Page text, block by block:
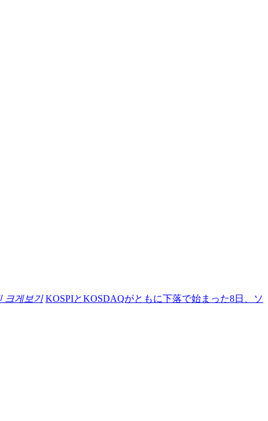
크게보기 KOSPIとKOSDAQがともに下落で始まった8日、ソ